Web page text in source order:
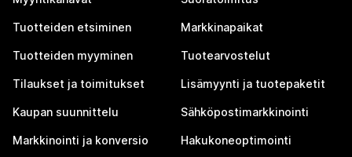
Tuotteiden etsiminen
Tuotteiden myyminen
Tilaukset ja toimitukset
Kaupan suunnittelu
Markkinointi ja konversio
Markkinapaikat
Tuotearvostelut
Lisämyynti ja tuotepaketit
Sähköpostimarkkinointi
Hakukoneoptimointi